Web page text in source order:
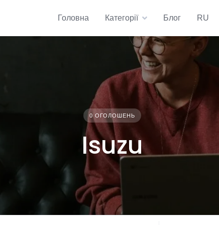
Головна Категорії Блог RU
0 ОГОЛОШЕНЬ
Isuzu